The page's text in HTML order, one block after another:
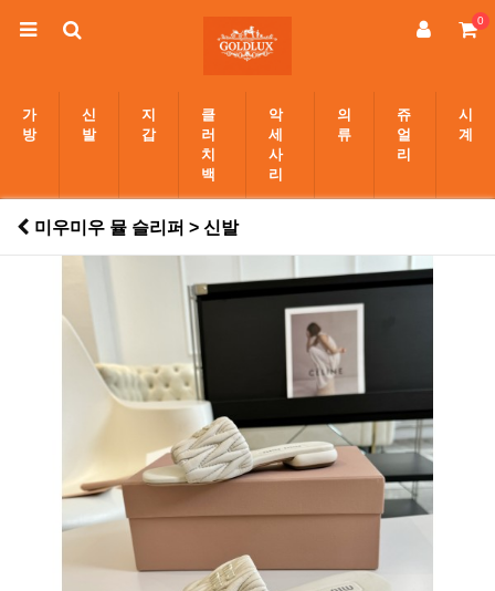
0
가
방
신
발
지
갑
클
러
치
백
악
세
사
리
의
류
쥬
얼
리
시
계
미우미우 뮬 슬리퍼 > 신발